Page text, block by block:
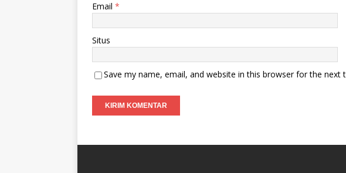
Email *
Situs
Save my name, email, and website in this browser for the next